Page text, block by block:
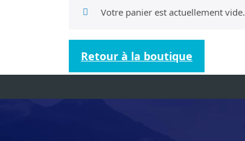
Votre panier est actuellement vide.
Retour à la boutique